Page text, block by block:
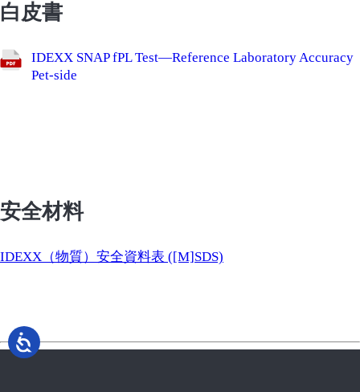
白皮書
IDEXX SNAP fPL Test—Reference Laboratory Accuracy
Pet-side
安全材料
IDEXX（物質）安全資料表 ([M]SDS)